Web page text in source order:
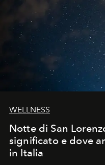
WELLNESS
Notte di San
significato e dove
in Italia